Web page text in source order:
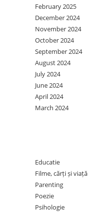
February 2025
December 2024
November 2024
October 2024
September 2024
August 2024
July 2024
June 2024
April 2024
March 2024
Educatie
Filme, cărți și viață
Parenting
Poezie
Psihologie